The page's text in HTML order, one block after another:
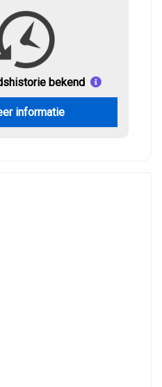
historie bekend
informatie